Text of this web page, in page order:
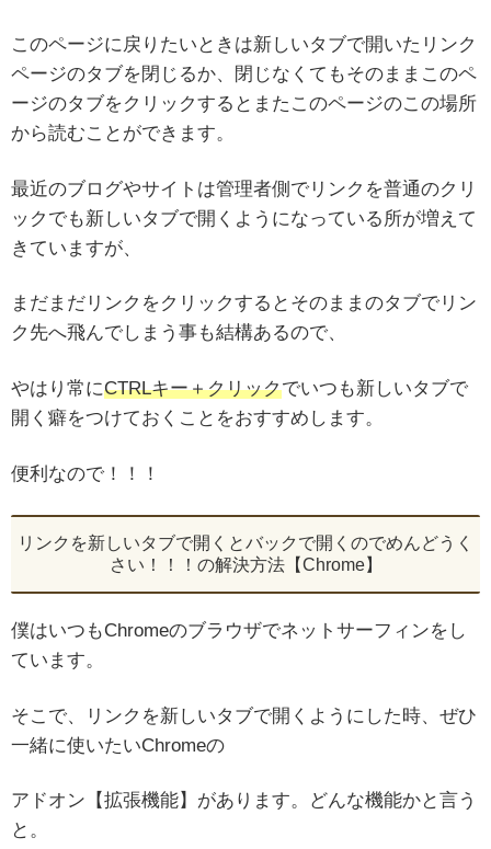
このページに戻りたいときは新しいタブで開いたリンク
ページのタブを閉じるか、閉じなくてもそのままこのペ
ージのタブをクリックするとまたこのページのこの場所
から読むことができます。
最近のブログやサイトは管理者側でリンクを普通のクリ
ックでも新しいタブで開くようになっている所が増えて
きていますが、
まだまだリンクをクリックするとそのままのタブでリン
ク先へ飛んでしまう事も結構あるので、
やはり常にCTRLキー＋クリックでいつも新しいタブで
開く癖をつけておくことをおすすめします。
便利なので！！！
リンクを新しいタブで開くとバックで開くのでめんどうく
さい！！！の解決方法【Chrome】
僕はいつもChromeのブラウザでネットサーフィンをし
ています。
そこで、リンクを新しいタブで開くようにした時、ぜひ
一緒に使いたいChromeの
アドオン【拡張機能】があります。どんな機能かと言う
と。